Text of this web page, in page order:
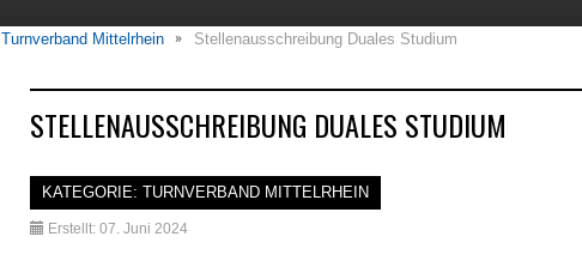
Turnverband Mittelrhein Stellenausschreibung Duales Studium
STELLENAUSSCHREIBUNG DUALES STUDIUM
KATEGORIE: TURNVERBAND MITTELRHEIN
Erstellt: 07. Juni 2024